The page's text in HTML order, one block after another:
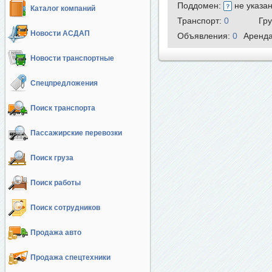
Каталог компаний
Новости АСДАП
Новости транспортные
Спецпредложения
Поиск транспорта
Пассажирские перевозки
Поиск груза
Поиск работы
Поиск сотрудников
Продажа авто
Продажа спецтехники
Поддомен:
не
Транспорт: 0
Объявления: 0